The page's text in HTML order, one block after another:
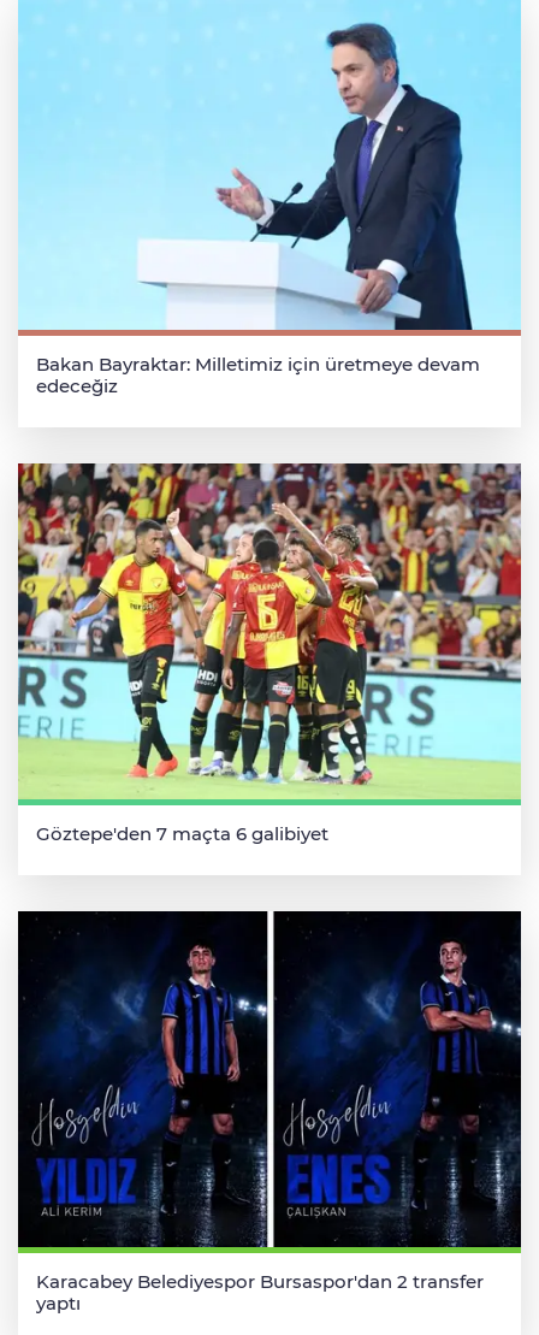
Bakan Bayraktar: Milletimiz için üretmeye devam
edeceğiz
Göztepe'den 7 maçta 6 galibiyet
Karacabey Belediyespor Bursaspor'dan 2 transfer
yaptı